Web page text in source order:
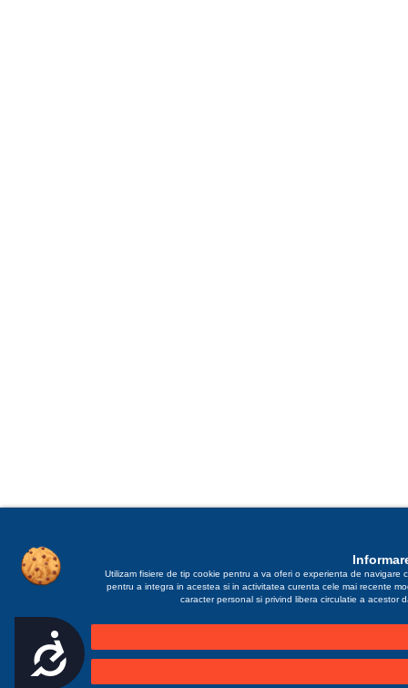
Accesibilitate
Utilizam fisiere de tip cookie pentru a va oferi o experienta de navigare
pentru a integra in acestea si in activitatea curenta cele mai recente
caracter personal si privind libera circulatie a acestor